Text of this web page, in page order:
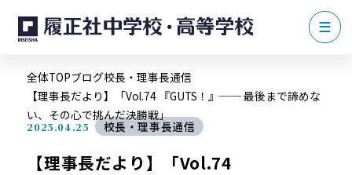
全体TOPブログ校長・理事長通信
【理事長だより】「Vol.74 『GUTS！』── 最後まで諦めな
い、その心で挑んだ決勝戦」
2025.04.25 校長・理事長通信
【理事長だより】「Vol.74